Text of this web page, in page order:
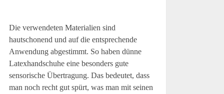
Die verwendeten Materialien sind
hautschonend und auf die entsprechende
Anwendung abgestimmt. So haben dünne
Latexhandschuhe eine besonders gute
sensorische Übertragung. Das bedeutet, dass
man noch recht gut spürt, was man mit seinen